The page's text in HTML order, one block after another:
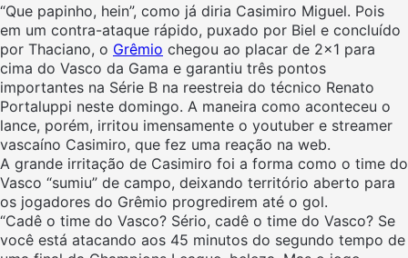
“Que papinho, hein”, como já diria Casimiro Miguel. Pois
em um contra-ataque rápido, puxado por Biel e concluído
por Thaciano, o Grêmio chegou ao placar de 2×1 para
cima do Vasco da Gama e garantiu três pontos
importantes na Série B na reestreia do técnico Renato
Portaluppi neste domingo. A maneira como aconteceu o
lance, porém, irritou imensamente o youtuber e streamer
vascaíno Casimiro, que fez uma reação na web.
A grande irritação de Casimiro foi a forma como o time do
Vasco “sumiu” de campo, deixando território aberto para
os jogadores do Grêmio progredirem até o gol.
“Cadê o time do Vasco? Sério, cadê o time do Vasco? Se
você está atacando aos 45 minutos do segundo tempo de